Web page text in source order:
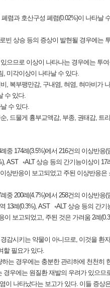
렴과 호산구성 폐렴(0.02%)이 나타날
빈 상승 등의 증상이 발현될 경우에는
으므로 이상이 나타나는 경우에는 투
, 미각이상이 나타날 수 있다.
, 복부팽만감, 구내염, 혀염, 혀마비가
수 있다.
수 있다.
, 드물게 흉부교액감, 부종, 권태감,
중 174례(3.5%)에서 216건의 이상반
AST ◦ALT 상승 등의 간기능이상이
상반응이 보고되었고 주된 이상반응은
200례(4.7%)에서 258건의 이상반
13례(0.3%), AST ◦ALT 상승 등의 간
이 보고되었고, 주된 것은 가려움 2례
감시키는 약물이 아니므로, 이것을 환
할 필요가 있다.
는 경우에는 충분한 관리하에 천천히
우에는 원질환 재발의 우려가 있으므
이 나타났다는 보고가 있다. 이들 증